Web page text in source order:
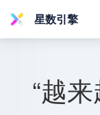
星数引擎
“越